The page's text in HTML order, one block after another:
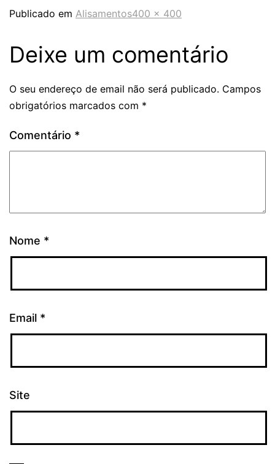
Publicado em Alisamentos400 × 400
Deixe um comentário
O seu endereço de email não será publicado. Campos
obrigatórios marcados com *
Comentário *
Nome *
Email *
Site